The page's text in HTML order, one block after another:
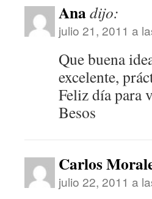
Anadijo:
julio 21, 2011 a
Que buena
excelente,
Feliz día para
Besos
Carlos
julio 22, 2011 a